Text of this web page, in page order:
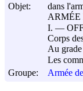
Objet:
dans
I. ―
Corps
Au grade
Les
Groupe:
Armée